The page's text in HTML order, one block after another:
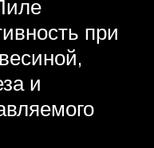
при
и